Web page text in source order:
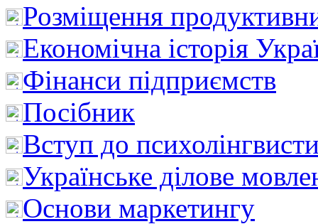
Розміщення
Економічна історія
Фінанси підприємств
Посібник
Вступ до
Українське ділове
Основи маркетингу